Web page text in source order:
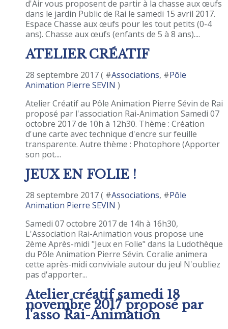
d'Air vous proposent de partir à la chasse aux œufs
dans le jardin Public de Rai le samedi 15 avril 2017.
Espace Chasse aux œufs pour les tout petits (0-4
ans). Chasse aux œufs (enfants de 5 à 8 ans)....
ATELIER CRÉATIF
28 septembre 2017 ( #Associations, #Pôle
Animation Pierre SEVIN )
Atelier Créatif au Pôle Animation Pierre Sévin de Rai
proposé par l'association Rai-Animation Samedi 07
octobre 2017 de 10h à 12h30. Thème : Création
d'une carte avec technique d'encre sur feuille
transparente. Autre thème : Photophore (Apporter
son pot....
JEUX EN FOLIE !
28 septembre 2017 ( #Associations, #Pôle
Animation Pierre SEVIN )
Samedi 07 octobre 2017 de 14h à 16h30,
L'Association Rai-Animation vous propose une
2ème Après-midi "Jeux en Folie" dans la Ludothèque
du Pôle Animation Pierre Sévin. Coralie animera
cette après-midi conviviale autour du jeu! N'oubliez
pas d'apporter...
Atelier créatif samedi 18
novembre 2017 proposé par
l'asso Rai-Animation